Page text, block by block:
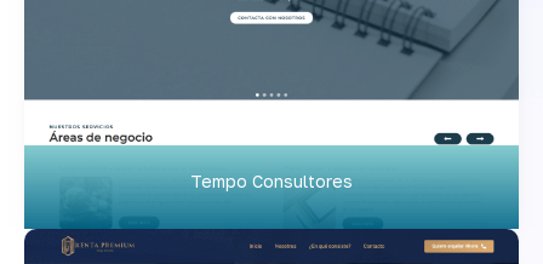
Tempo Consultores